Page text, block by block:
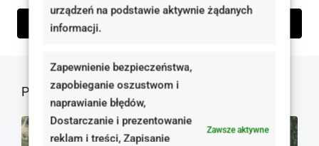
urządzeń na podstawie aktywnie żądanych
informacji.
Zapewnienie bezpieczeństwa,
zapobieganie oszustwom i
naprawianie błędów,
Dostarczanie i prezentowanie
reklam i treści, Zapisanie
Zawsze aktywne
Podobne oferty
RYNEK WTÓRNY